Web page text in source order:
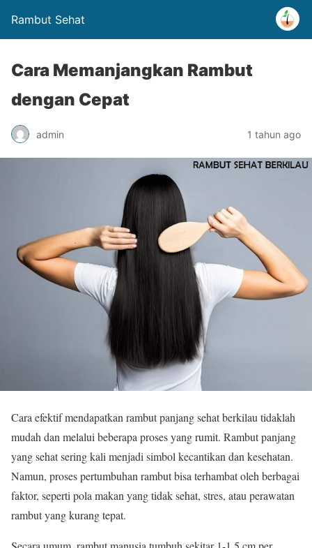
Rambut Sehat
Cara Memanjangkan Rambut
dengan Cepat
admin 1 tahun ago
Cara efektif mendapatkan rambut panjang sehat berkilau tidaklah
mudah dan melalui beberapa proses yang rumit. Rambut panjang
yang sehat sering kali menjadi simbol kecantikan dan kesehatan.
Namun, proses pertumbuhan rambut bisa terhambat oleh berbagai
faktor, seperti pola makan yang tidak sehat, stres, atau perawatan
rambut yang kurang tepat.